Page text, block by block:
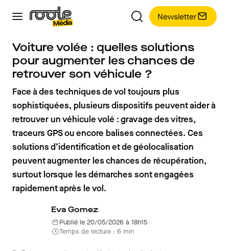
Newsletter
Voiture volée : quelles solutions
pour augmenter les chances de
retrouver son véhicule ?
Face à des techniques de vol toujours plus
sophistiquées, plusieurs dispositifs peuvent aider à
retrouver un véhicule volé : gravage des vitres,
traceurs GPS ou encore balises connectées. Ces
solutions d’identification et de géolocalisation
peuvent augmenter les chances de récupération,
surtout lorsque les démarches sont engagées
rapidement après le vol.
Eva Gomez
Publié le 20/05/2026 à 18h15
Temps de lecture : 6 min